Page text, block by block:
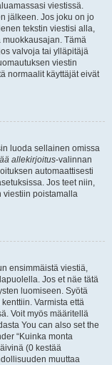
viestissä.
jälkeen. Jos joku on jo
tekstin viestisi alla,
Tämä
valvoja tai ylläpitäjä
viestin
normaalit käyttäjät eivät
luoda sellainen omissa
allekirjoitus-valinnan
automaattisesti
Jos teet niin,
viestiin poistamalla
ensimmäistä viestiä,
Jos et näe tätä
luomiseen. Syötä
Varmista että
Voit myös määritellä
You can also set the
“Kuinka monta
(0 kestää
muuttaa